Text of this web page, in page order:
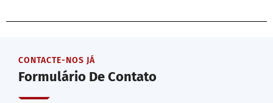
CONTACTE-NOS JÁ
Formulário De Contato